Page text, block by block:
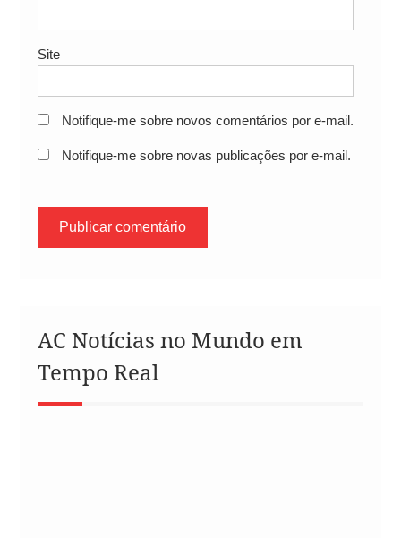
Site
Notifique-me sobre novos comentários por e-mail.
Notifique-me sobre novas publicações por e-mail.
AC Notícias no Mundo em
Tempo Real